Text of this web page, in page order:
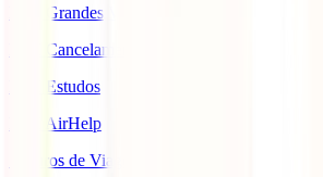
IATI Grandes Viajantes
IATI Cancelamento Premium
IATI Estudos
IATI AirHelp
Seguros de Viagem